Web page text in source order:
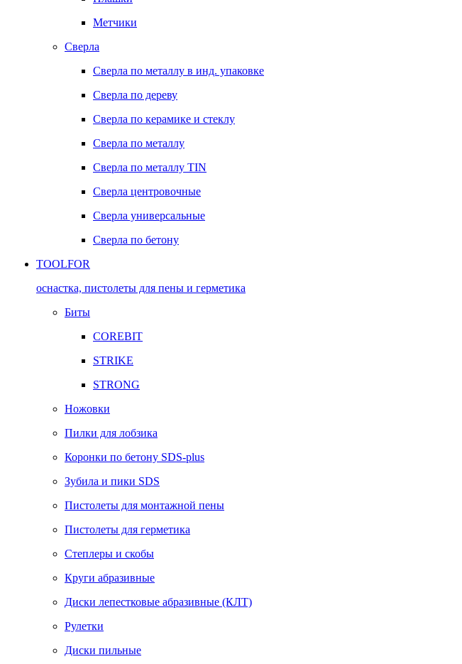
Метчики
Сверла
Сверла по металлу в инд. упаковке
Сверла по дереву
Сверла по керамике и стеклу
Сверла по металлу
Сверла по металлу TIN
Сверла центровочные
Сверла универсальные
Сверла по бетону
TOOLFOR
оснастка, пистолеты для пены и герметика
Биты
COREBIT
STRIKE
STRONG
Ножовки
Пилки для лобзика
Коронки по бетону SDS-plus
Зубила и пики SDS
Пистолеты для монтажной пены
Пистолеты для герметика
Степлеры и скобы
Круги абразивные
Диски лепестковые абразивные (КЛТ)
Рулетки
Диски пильные